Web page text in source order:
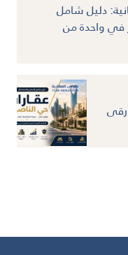
دليل شامل
في واحدة من